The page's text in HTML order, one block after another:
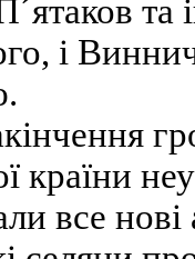
і
країни
все